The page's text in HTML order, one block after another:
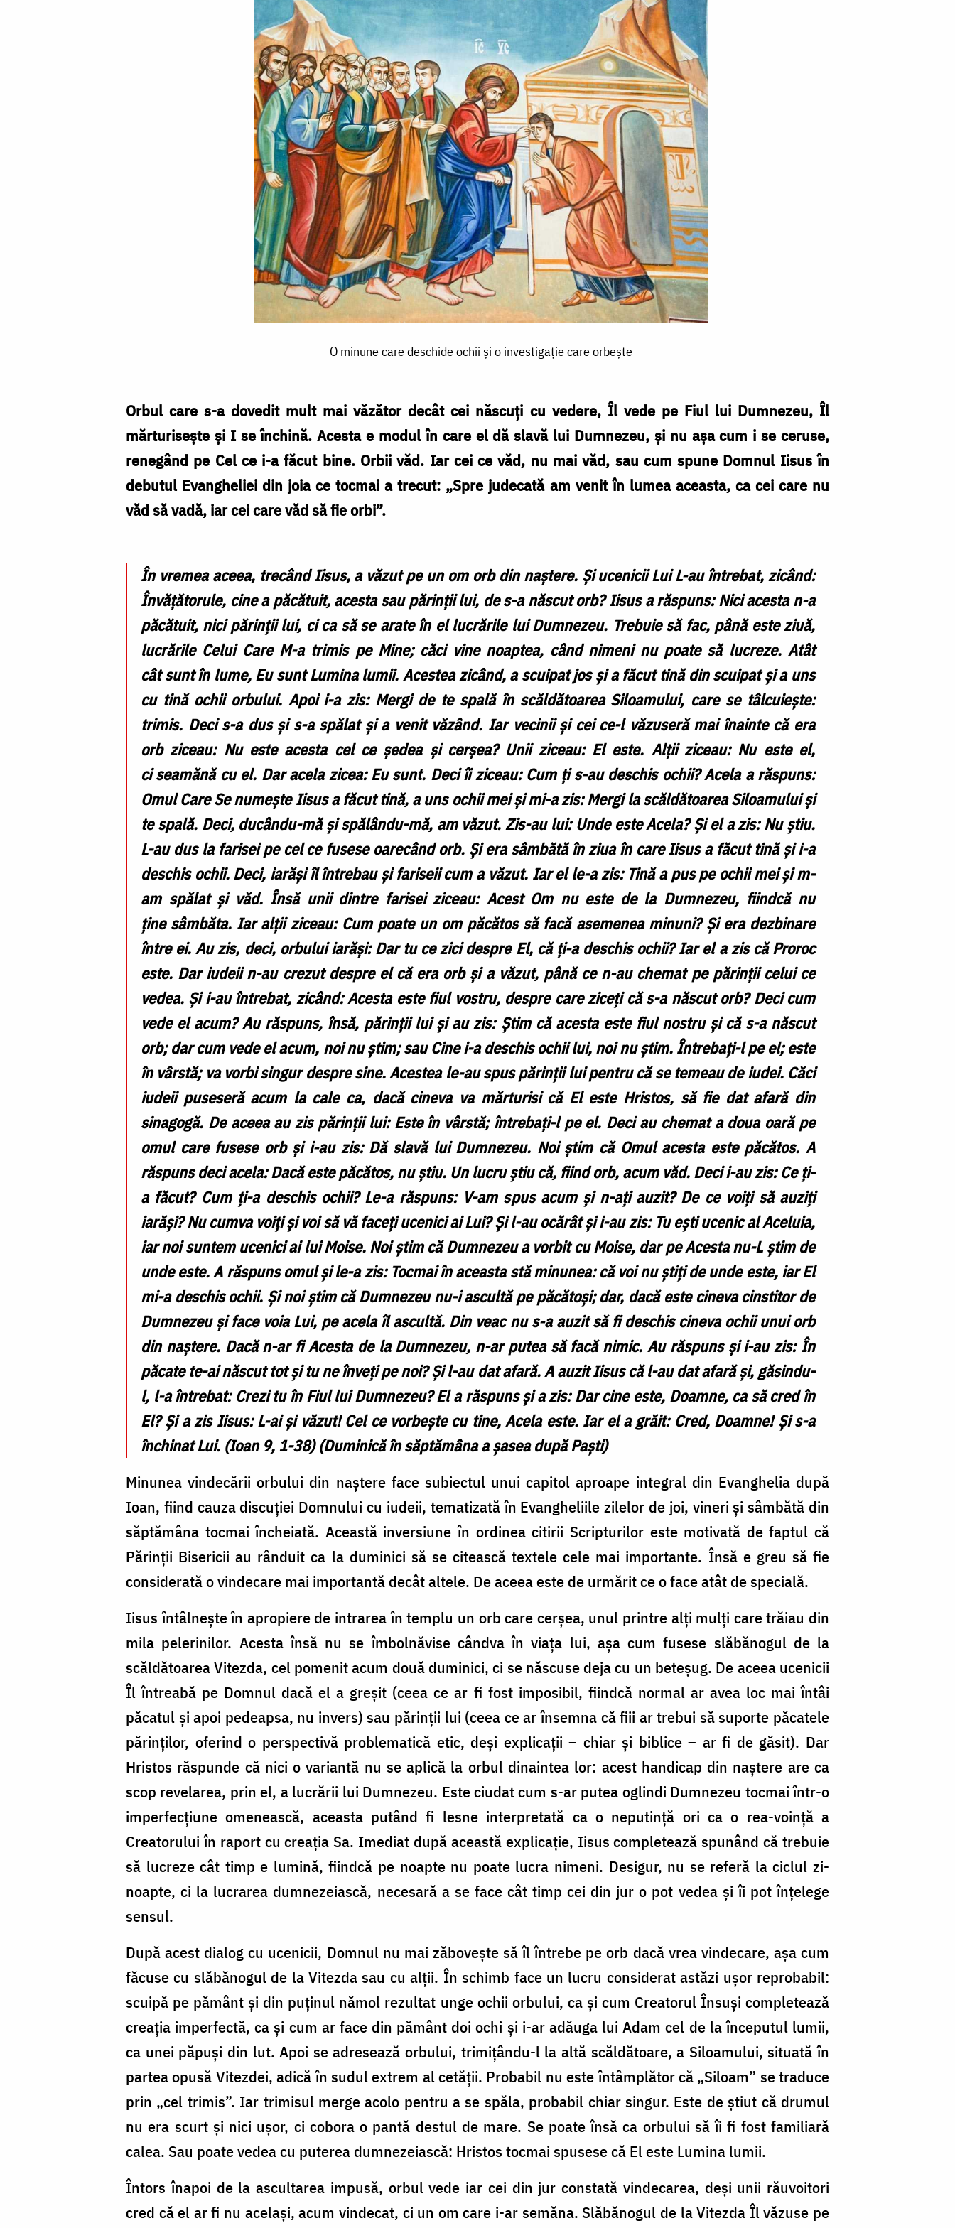
O minune care deschide ochii și o investigație care orbește
Orbul care s-a dovedit mult mai văzător decât cei născuți cu vedere, Îl vede pe Fiul lui Dumnezeu, Îl
mărturisește și I se închină. Acesta e modul în care el dă slavă lui Dumnezeu, și nu așa cum i se ceruse,
renegând pe Cel ce i-a făcut bine. Orbii văd. Iar cei ce văd, nu mai văd, sau cum spune Domnul Iisus în
debutul Evangheliei din joia ce tocmai a trecut: „Spre judecată am venit în lumea aceasta, ca cei care nu
văd să vadă, iar cei care văd să fie orbi”.
În vremea aceea, trecând Iisus, a văzut pe un om orb din naștere. Și ucenicii Lui L-au întrebat, zicând:
Învățătorule, cine a păcătuit, acesta sau părinții lui, de s-a născut orb? Iisus a răspuns: Nici acesta n-a
păcătuit, nici părinții lui, ci ca să se arate în el lucrările lui Dumnezeu. Trebuie să fac, până este ziuă,
lucrările Celui Care M-a trimis pe Mine; căci vine noaptea, când nimeni nu poate să lucreze. Atât
cât sunt în lume, Eu sunt Lumina lumii. Acestea zicând, a scuipat jos și a făcut tină din scuipat și a uns
cu tină ochii orbului. Apoi i-a zis: Mergi de te spală în scăldătoarea Siloamului, care se tâlcuiește:
trimis. Deci s-a dus și s-a spălat și a venit văzând. Iar vecinii și cei ce-l văzuseră mai înainte că era
orb ziceau: Nu este acesta cel ce ședea și cerșea? Unii ziceau: El este. Alții ziceau: Nu este el,
ci seamănă cu el. Dar acela zicea: Eu sunt. Deci îi ziceau: Cum ți s-au deschis ochii? Acela a răspuns:
Omul Care Se numește Iisus a făcut tină, a uns ochii mei și mi-a zis: Mergi la scăldătoarea Siloamului și
te spală. Deci, ducându-mă și spălându-mă, am văzut. Zis-au lui: Unde este Acela? Și el a zis: Nu știu.
L-au dus la farisei pe cel ce fusese oarecând orb. Și era sâmbătă în ziua în care Iisus a făcut tină și i-a
deschis ochii. Deci, iarăși îl întrebau și fariseii cum a văzut. Iar el le-a zis: Tină a pus pe ochii mei și m-
am spălat și văd. Însă unii dintre farisei ziceau: Acest Om nu este de la Dumnezeu, fiindcă nu
ține sâmbăta. Iar alții ziceau: Cum poate un om păcătos să facă asemenea minuni? Și era dezbinare
între ei. Au zis, deci, orbului iarăși: Dar tu ce zici despre El, că ți-a deschis ochii? Iar el a zis că Proroc
este. Dar iudeii n-au crezut despre el că era orb și a văzut, până ce n-au chemat pe părinții celui ce
vedea. Și i-au întrebat, zicând: Acesta este fiul vostru, despre care ziceți că s-a născut orb? Deci cum
vede el acum? Au răspuns, însă, părinții lui și au zis: Știm că acesta este fiul nostru și că s-a născut
orb; dar cum vede el acum, noi nu știm; sau Cine i-a deschis ochii lui, noi nu știm. Întrebați-l pe el; este
în vârstă; va vorbi singur despre sine. Acestea le-au spus părinții lui pentru că se temeau de iudei. Căci
iudeii puseseră acum la cale ca, dacă cineva va mărturisi că El este Hristos, să fie dat afară din
sinagogă. De aceea au zis părinții lui: Este în vârstă; întrebați-l pe el. Deci au chemat a doua oară pe
omul care fusese orb și i-au zis: Dă slavă lui Dumnezeu. Noi știm că Omul acesta este păcătos. A
răspuns deci acela: Dacă este păcătos, nu știu. Un lucru știu că, fiind orb, acum văd. Deci i-au zis: Ce ți-
a făcut? Cum ți-a deschis ochii? Le-a răspuns: V-am spus acum și n-ați auzit? De ce voiți să auziți
iarăși? Nu cumva voiți și voi să vă faceți ucenici ai Lui? Și l-au ocărât și i-au zis: Tu ești ucenic al Aceluia,
iar noi suntem ucenici ai lui Moise. Noi știm că Dumnezeu a vorbit cu Moise, dar pe Acesta nu-L știm de
unde este. A răspuns omul și le-a zis: Tocmai în aceasta stă minunea: că voi nu știți de unde este, iar El
mi-a deschis ochii. Și noi știm că Dumnezeu nu-i ascultă pe păcătoși; dar, dacă este cineva cinstitor de
Dumnezeu și face voia Lui, pe acela îl ascultă. Din veac nu s-a auzit să fi deschis cineva ochii unui orb
din naștere. Dacă n-ar fi Acesta de la Dumnezeu, n-ar putea să facă nimic. Au răspuns și i-au zis: În
păcate te-ai născut tot și tu ne înveți pe noi? Și l-au dat afară. A auzit Iisus că l-au dat afară și, găsindu-
l, l-a întrebat: Crezi tu în Fiul lui Dumnezeu? El a răspuns și a zis: Dar cine este, Doamne, ca să cred în
El? Și a zis Iisus: L-ai și văzut! Cel ce vorbește cu tine, Acela este. Iar el a grăit: Cred, Doamne! Și s-a
închinat Lui. (Ioan 9, 1-38) (Duminică în săptămâna a șasea după Paști)
Minunea vindecării orbului din naștere face subiectul unui capitol aproape integral din Evanghelia după
Ioan, fiind cauza discuției Domnului cu iudeii, tematizată în Evangheliile zilelor de joi, vineri și sâmbătă din
săptămâna tocmai încheiată. Această inversiune în ordinea citirii Scripturilor este motivată de faptul că
Părinții Bisericii au rânduit ca la duminici să se citească textele cele mai importante. Însă e greu să fie
considerată o vindecare mai importantă decât altele. De aceea este de urmărit ce o face atât de specială.
Iisus întâlnește în apropiere de intrarea în templu un orb care cerșea, unul printre alți mulți care trăiau din
mila pelerinilor. Acesta însă nu se îmbolnăvise cândva în viața lui, așa cum fusese slăbănogul de la
scăldătoarea Vitezda, cel pomenit acum două duminici, ci se născuse deja cu un beteșug. De aceea ucenicii
Îl întreabă pe Domnul dacă el a greșit (ceea ce ar fi fost imposibil, fiindcă normal ar avea loc mai întâi
păcatul și apoi pedeapsa, nu invers) sau părinții lui (ceea ce ar însemna că fiii ar trebui să suporte păcatele
părinților, oferind o perspectivă problematică etic, deși explicații – chiar și biblice – ar fi de găsit). Dar
Hristos răspunde că nici o variantă nu se aplică la orbul dinaintea lor: acest handicap din naștere are ca
scop revelarea, prin el, a lucrării lui Dumnezeu. Este ciudat cum s-ar putea oglindi Dumnezeu tocmai într-o
imperfecțiune omenească, aceasta putând fi lesne interpretată ca o neputință ori ca o rea-voință a
Creatorului în raport cu creația Sa. Imediat după această explicație, Iisus completează spunând că trebuie
să lucreze cât timp e lumină, fiindcă pe noapte nu poate lucra nimeni. Desigur, nu se referă la ciclul zi-
noapte, ci la lucrarea dumnezeiască, necesară a se face cât timp cei din jur o pot vedea și îi pot înțelege
sensul.
După acest dialog cu ucenicii, Domnul nu mai zăbovește să îl întrebe pe orb dacă vrea vindecare, așa cum
făcuse cu slăbănogul de la Vitezda sau cu alții. În schimb face un lucru considerat astăzi ușor reprobabil:
scuipă pe pământ și din puținul nămol rezultat unge ochii orbului, ca și cum Creatorul Însuși completează
creația imperfectă, ca și cum ar face din pământ doi ochi și i-ar adăuga lui Adam cel de la începutul lumii,
ca unei păpuși din lut. Apoi se adresează orbului, trimițându-l la altă scăldătoare, a Siloamului, situată în
partea opusă Vitezdei, adică în sudul extrem al cetății. Probabil nu este întâmplător că „Siloam” se traduce
prin „cel trimis”. Iar trimisul merge acolo pentru a se spăla, probabil chiar singur. Este de știut că drumul
nu era scurt și nici ușor, ci cobora o pantă destul de mare. Se poate însă ca orbului să îi fi fost familiară
calea. Sau poate vedea cu puterea dumnezeiască: Hristos tocmai spusese că El este Lumina lumii.
Întors înapoi de la ascultarea impusă, orbul vede iar cei din jur constată vindecarea, deși unii răuvoitori
cred că el ar fi nu același, acum vindecat, ci un om care i-ar semăna. Slăbănogul de la Vitezda Îl văzuse pe